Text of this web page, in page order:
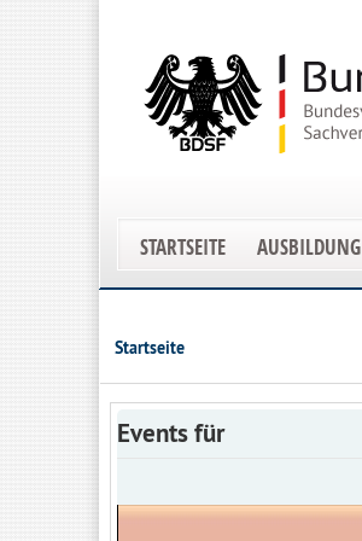
STARTSEITE AUSBILDUNG
Startseite
Events für